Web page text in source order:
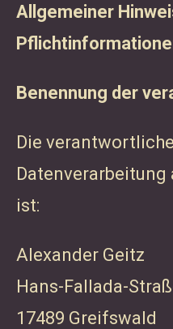
Allgemeiner
Benennung der
Die
Datenverarbeitung
ist:
Alexander Geitz
Hans-Fallada-
17489 Greifswald